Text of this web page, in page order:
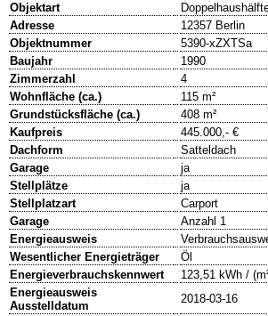
Objektart
Adresse
12357 Berlin
Objektnummer
5390-xZXTSa
Baujahr
1990
Zimmerzahl
4
Wohnfläche (ca.)
115 m²
Grundstücksfläche (ca.)
408 m²
Kaufpreis
445.000,- €
Dachform
Satteldach
Garage
ja
Stellplätze
ja
Stellplatzart
Carport
Garage
Anzahl 1
Energieausweis
Wesentlicher Energieträger
Öl
Energieverbrauchskennwert
123,51 kWh /
Energieausweis
Ausstelldatum
2018-03-16